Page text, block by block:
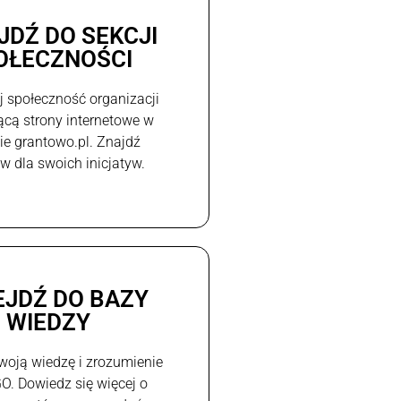
DO SEKCJI
społeczność organizacji
strony internetowe w
grantowo.pl. Znajdź
dla swoich inicjatyw.
DO BAZY
WIEDZY
wiedzę i zrozumienie
Dowiedz się więcej o